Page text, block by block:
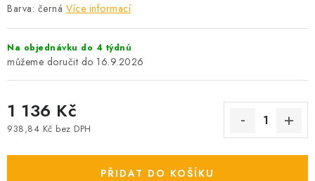
Barva: černá Více informací
Na objednávku do 4 týdnú
16.9.2026
1 136 Kč
938,84 Kč bez DPH
PŘIDAT DO KOŠÍKU